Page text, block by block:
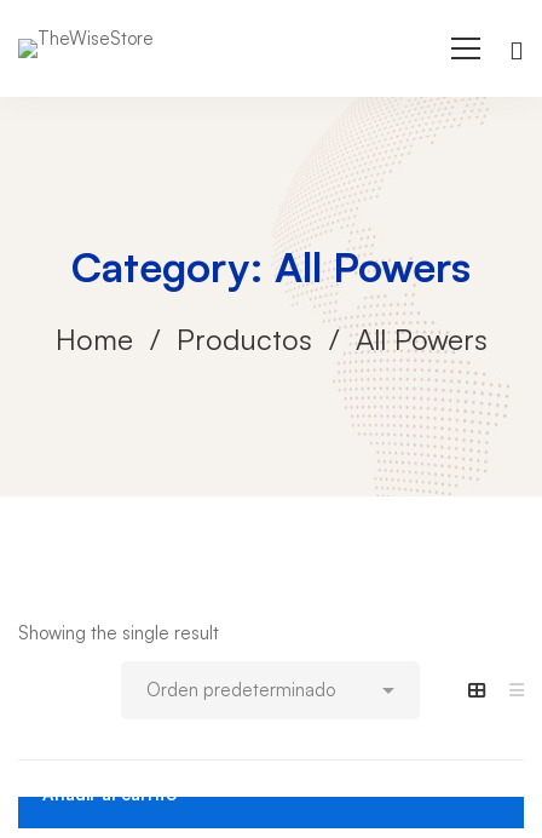
Category: All Powers
Home Productos All Powers
Showing the single result
Añadir al carrito